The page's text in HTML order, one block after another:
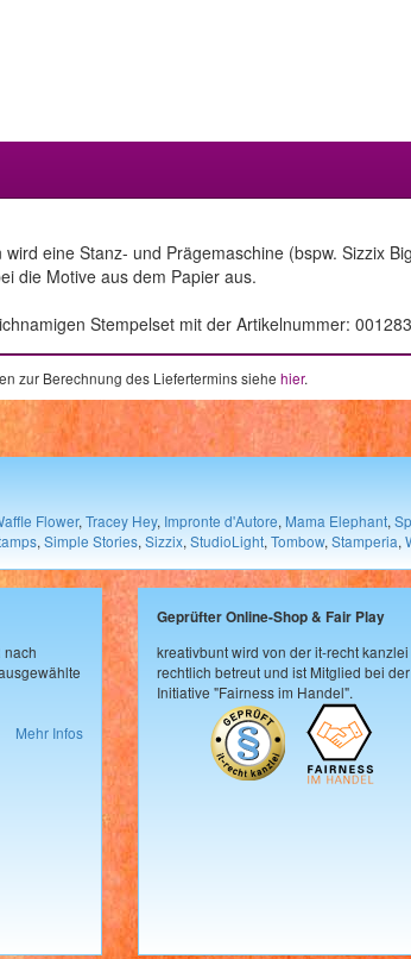
eine Stanz- und Prägemaschine (bspw. Sizzix
die Motive aus dem Papier aus.
Stempelset mit der Artikelnummer:
zur Berechnung des Liefertermins siehe hier.
Flower, Tracey Hey, Impronte d'Autore, Mama Elephant,
, Simple Stories, Sizzix, StudioLight, Tombow, Stamperia,
nach
Mehr Infos
Geprüfter Online-Shop & Fair Play
kreativbunt wird von der it-recht kanzlei
rechtlich betreut und ist Mitglied bei der
Initiative "Fairness im Handel".